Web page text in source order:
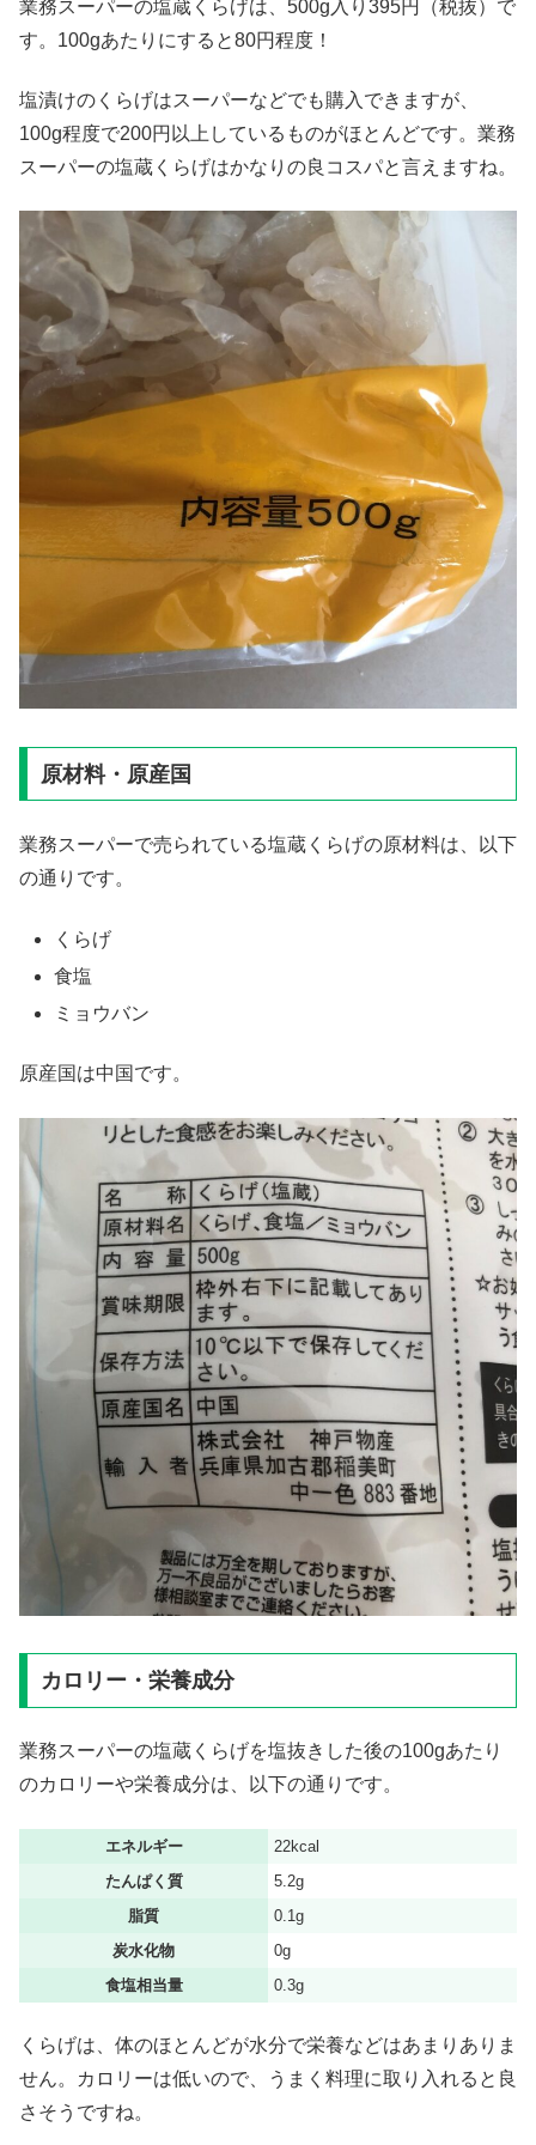
業務スーパーの塩蔵くらげは、500g入り395円（税抜）で
す。100gあたりにすると80円程度！
塩漬けのくらげはスーパーなどでも購入できますが、
100g程度で200円以上しているものがほとんどです。業務
スーパーの塩蔵くらげはかなりの良コスパと言えますね。
原材料・原産国
業務スーパーで売られている塩蔵くらげの原材料は、以下
の通りです。
くらげ
食塩
ミョウバン
原産国は中国です。
カロリー・栄養成分
業務スーパーの塩蔵くらげを塩抜きした後の100gあたり
のカロリーや栄養成分は、以下の通りです。
エネルギー
22kcal
たんぱく質
5.2g
脂質
0.1g
炭水化物
0g
食塩相当量
0.3g
くらげは、体のほとんどが水分で栄養などはあまりありま
せん。カロリーは低いので、うまく料理に取り入れると良
さそうですね。